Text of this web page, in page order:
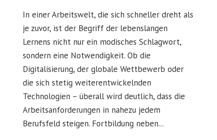
In einer Arbeitswelt, die sich schneller dreht als
je zuvor, ist der Begriff der lebenslangen
Lernens nicht nur ein modisches Schlagwort,
sondern eine Notwendigkeit. Ob die
Digitalisierung, der globale Wettbewerb oder
die sich stetig weiterentwickelnden
Technologien – überall wird deutlich, dass die
Arbeitsanforderungen in nahezu jedem
Berufsfeld steigen. Fortbildung neben...